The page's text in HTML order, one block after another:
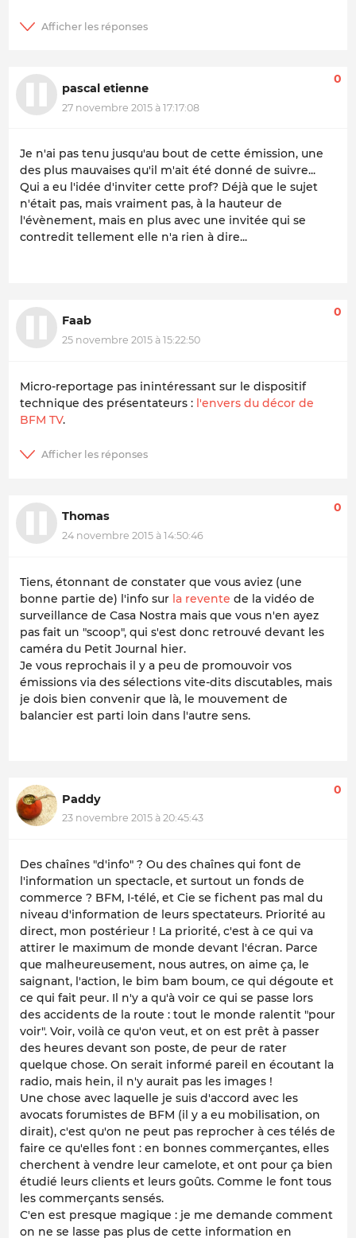
pascal etienne
27 novembre 2015 à 17:17:08
0
Je n'ai pas tenu jusqu'au bout de cette émission, une
des plus mauvaises qu'il m'ait été donné de suivre...
Qui a eu l'idée d'inviter cette prof? Déjà que le sujet
n'était pas, mais vraiment pas, à la hauteur de
l'évènement, mais en plus avec une invitée qui se
contredit tellement elle n'a rien à dire...
Faab
25 novembre 2015 à 15:22:50
0
Micro-reportage pas inintéressant sur le dispositif
technique des présentateurs : l'envers du décor de
BFM TV.
Thomas
24 novembre 2015 à 14:50:46
0
Tiens, étonnant de constater que vous aviez (une
bonne partie de) l'info sur la revente de la vidéo de
surveillance de Casa Nostra mais que vous n'en ayez
pas fait un "scoop", qui s'est donc retrouvé devant les
caméra du Petit Journal hier.
Je vous reprochais il y a peu de promouvoir vos
émissions via des sélections vite-dits discutables, mais
je dois bien convenir que là, le mouvement de
balancier est parti loin dans l'autre sens.
Paddy
23 novembre 2015 à 20:45:43
0
Des chaînes "d'info" ? Ou des chaînes qui font de
l'information un spectacle, et surtout un fonds de
commerce ? BFM, I-télé, et Cie se fichent pas mal du
niveau d'information de leurs spectateurs. Priorité au
direct, mon postérieur ! La priorité, c'est à ce qui va
attirer le maximum de monde devant l'écran. Parce
que malheureusement, nous autres, on aime ça, le
saignant, l'action, le bim bam boum, ce qui dégoute et
ce qui fait peur. Il n'y a qu'à voir ce qui se passe lors
des accidents de la route : tout le monde ralentit "pour
voir". Voir, voilà ce qu'on veut, et on est prêt à passer
des heures devant son poste, de peur de rater
quelque chose. On serait informé pareil en écoutant la
radio, mais hein, il n'y aurait pas les images !
Une chose avec laquelle je suis d'accord avec les
avocats forumistes de BFM (il y a eu mobilisation, on
dirait), c'est qu'on ne peut pas reprocher à ces télés de
faire ce qu'elles font : en bonnes commerçantes, elles
cherchent à vendre leur camelote, et ont pour ça bien
étudié leurs clients et leurs goûts. Comme le font tous
les commerçants sensés.
C'en est presque magique : je me demande comment
on ne se lasse pas plus de cette information en